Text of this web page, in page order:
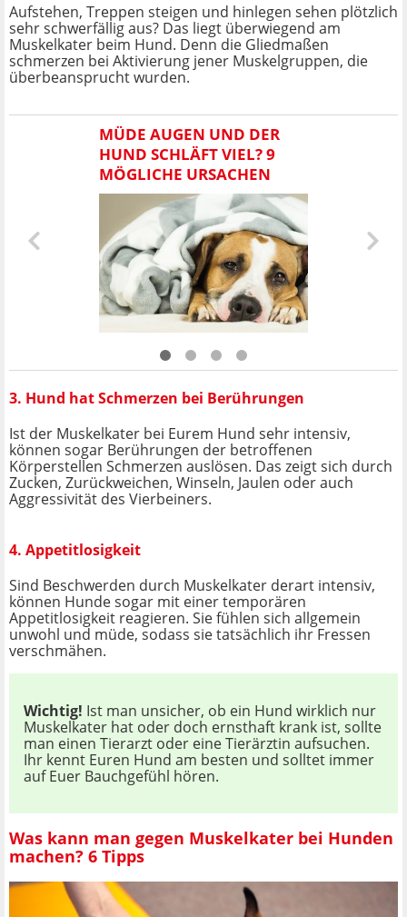
Aufstehen, Treppen steigen und hinlegen sehen plötzlich
sehr schwerfällig aus? Das liegt überwiegend am
Muskelkater beim Hund. Denn die Gliedmaßen
schmerzen bei Aktivierung jener Muskelgruppen, die
überbeansprucht wurden.
MÜDE AUGEN UND DER
HUND SCHLÄFT VIEL? 9
MÖGLICHE URSACHEN
3. Hund hat Schmerzen bei Berührungen
Ist der Muskelkater bei Eurem Hund sehr intensiv,
können sogar Berührungen der betroffenen
Körperstellen Schmerzen auslösen. Das zeigt sich durch
Zucken, Zurückweichen, Winseln, Jaulen oder auch
Aggressivität des Vierbeiners.
4. Appetitlosigkeit
Sind Beschwerden durch Muskelkater derart intensiv,
können Hunde sogar mit einer temporären
Appetitlosigkeit reagieren. Sie fühlen sich allgemein
unwohl und müde, sodass sie tatsächlich ihr Fressen
verschmähen.
Wichtig! Ist man unsicher, ob ein Hund wirklich nur
Muskelkater hat oder doch ernsthaft krank ist, sollte
man einen Tierarzt oder eine Tierärztin aufsuchen.
Ihr kennt Euren Hund am besten und solltet immer
auf Euer Bauchgefühl hören.
Was kann man gegen Muskelkater bei Hunden
machen? 6 Tipps